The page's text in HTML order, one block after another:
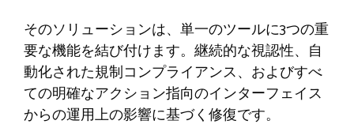
そのソリューションは、単一のツールに3つの重
要な機能を結び付けます。継続的な視認性、自
動化された規制コンプライアンス、およびすべ
ての明確なアクション指向のインターフェイス
からの運用上の影響に基づく修復です。